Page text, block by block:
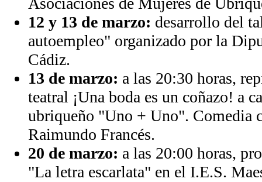
12 y 13 de marzo: desarrollo del
autoempleo" organizado por la
Cádiz.
13 de marzo: a las 20:30 horas,
teatral ¡Una boda es un coñazo! a
ubriqueño "Uno + Uno". Comedia
Raimundo Francés.
20 de marzo: a las 20:00 horas,
"La letra escarlata" en el I.E.S.